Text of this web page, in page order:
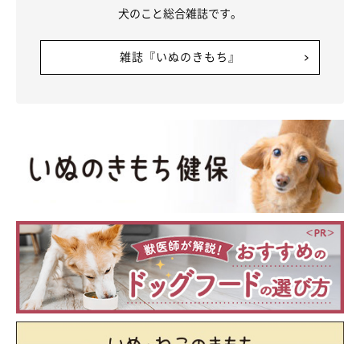
⑧ジステンパー→鼻水、嘔吐、麻痺などの症
状が見られるウイルス性の感染症
鼻水やくしゃみ、発熱などの症状のほか、嘔吐や
下痢、麻痺などが見られることも。
ジステンパーは、ワクチン接種で予防できます。
犬のこと総合雑誌です。
雑誌『いぬのきもち』